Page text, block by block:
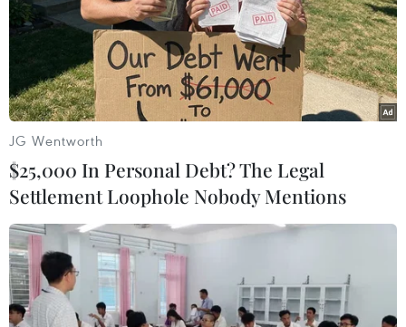
JG Wentworth
$25,000 In Personal Debt? The Legal
Settlement Loophole Nobody Mentions